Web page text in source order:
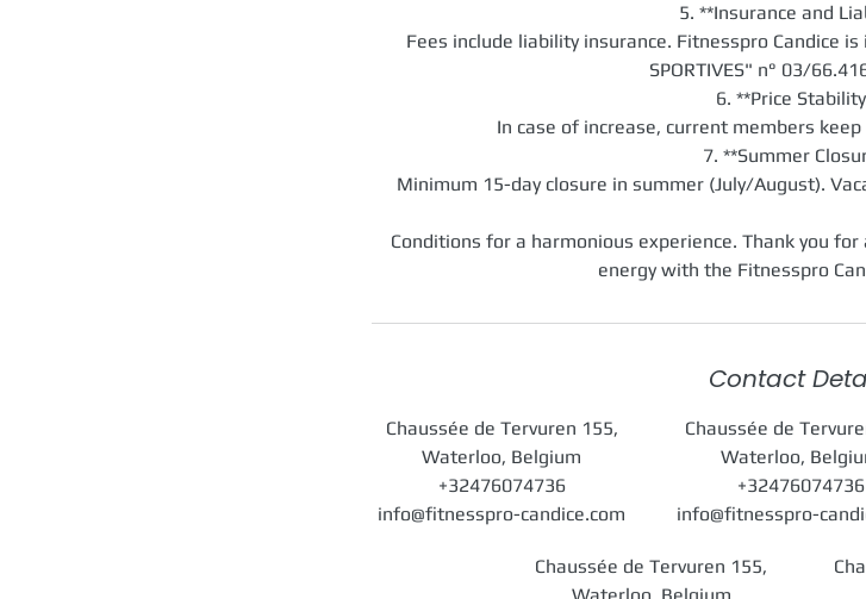
5. **Insurance and
Fees include liability insurance. Fitnesspro Candice is
SPORTIVES" n° 03/
6. **Price
In case of increase, current members
7. **Summer
Minimum 15-day closure in summer (July/August).
Conditions for a harmonious experience. Thank you
Contact
Chaussée de Tervuren 155,
Waterloo, Belgium
+32476074736
info@fitnesspro-candice.com
Chaussée de
Waterloo,
+32476074736
info@fitnesspro-
Chaussée de Tervuren 155,